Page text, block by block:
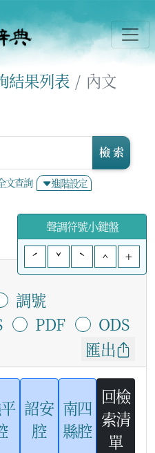
結果列表 內文
文查詢 進階設定
檢 索
聲調符號小鍵盤
ˊ
ˇ ˋ ^ +
調號
PDF
ODS
匯出
詔安
腔
南四
縣腔
回檢
索清
單